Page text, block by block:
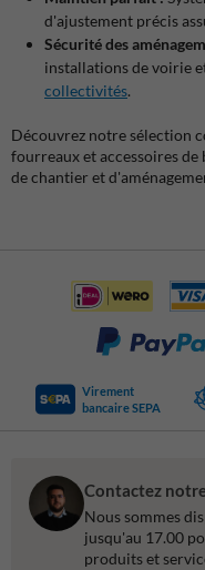
d'ajustement précis
Sécurité des
installations de voirie
collectivités.
Découvrez notre sélection
fourreaux et accessoires de
de chantier et
Virement
bancaire SEPA
Contactez
Nous sommes
jusqu'au 17.00
produits et